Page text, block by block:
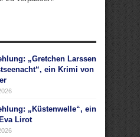
„Gretchen Larssen
ein Krimi von
„Küstenwelle“, ein
Lirot